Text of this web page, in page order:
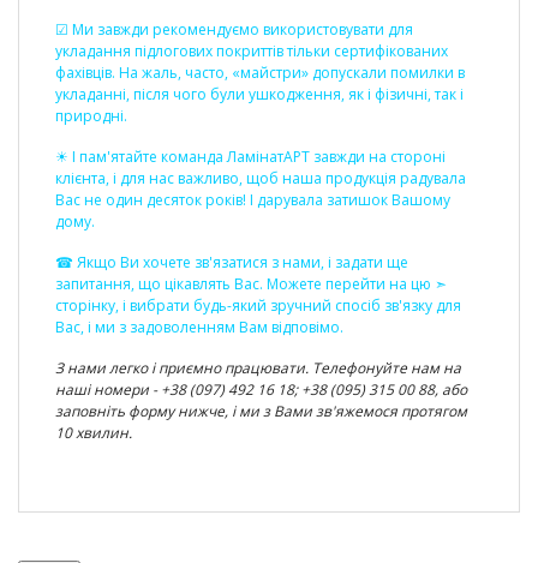
☑ Ми завжди рекомендуємо використовувати для
укладання підлогових покриттів тільки сертифікованих
фахівців. На жаль, часто, «майстри» допускали помилки в
укладанні, після чого були ушкодження, як і фізичні, так і
природні.
☀ І пам'ятайте команда ЛамінатАРТ завжди на стороні
клієнта, і для нас важливо, щоб наша продукція радувала
Вас не один десяток років! І дарувала затишок Вашому
дому.
☎ Якщо Ви хочете зв'язатися з нами, і задати ще
запитання, що цікавлять Вас. Можете перейти на цю ➣
сторінку, і вибрати будь-який зручний спосіб зв'язку для
Вас, і ми з задоволенням Вам відповімо.
З нами легко і приємно працювати. Телефонуйте нам на
наші номери - +38 (097) 492 16 18; +38 (095) 315 00 88, або
заповніть форму нижче, і ми з Вами зв'яжемося протягом
10 хвилин.